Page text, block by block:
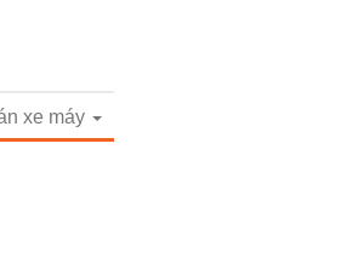
xe máy